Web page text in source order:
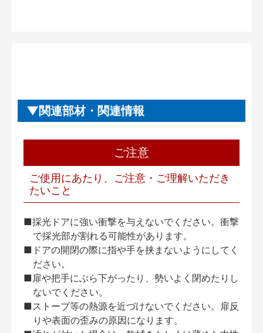
関連部材・関連情報
ご注意
ご使用にあたり、ご注意・ご理解いただき
たいこと
■採光ドアに強い衝撃を与えないでください。衝撃
で採光部が割れる可能性があります。
■ドアの開閉の際に指や手を挟まないようにしてく
ださい。
■扉や把手にぶら下がったり、勢いよく閉めたりし
ないでください。
■ストーブ等の熱源を近づけないでください。扉反
りや表面の歪みの原因になります。